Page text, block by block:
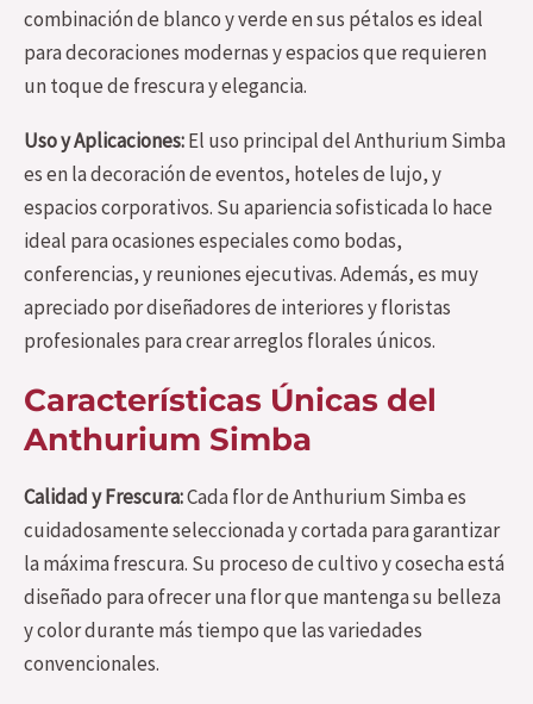
combinación de blanco y verde en sus pétalos es ideal
para decoraciones modernas y espacios que requieren
un toque de frescura y elegancia.
Uso y Aplicaciones:El uso principal del Anthurium Simba
es en la decoración de eventos, hoteles de lujo, y
espacios corporativos. Su apariencia sofisticada lo hace
ideal para ocasiones especiales como bodas,
conferencias, y reuniones ejecutivas. Además, es muy
apreciado por diseñadores de interiores y floristas
profesionales para crear arreglos florales únicos.
Características Únicas del
Anthurium Simba
Calidad y Frescura:Cada flor de Anthurium Simba es
cuidadosamente seleccionada y cortada para garantizar
la máxima frescura. Su proceso de cultivo y cosecha está
diseñado para ofrecer una flor que mantenga su belleza
y color durante más tiempo que las variedades
convencionales.